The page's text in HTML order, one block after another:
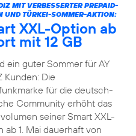
MIT VERBESSERTER PREPAID-
UND TÜRKEI-SOMMER-AKTION:
XXL-Option ab
mit 12 GB
ein guter Sommer für AY
Kunden: Die
für die deutsch-
Community erhöht das
seiner Smart XXL-
ab 1. Mai dauerhaft von